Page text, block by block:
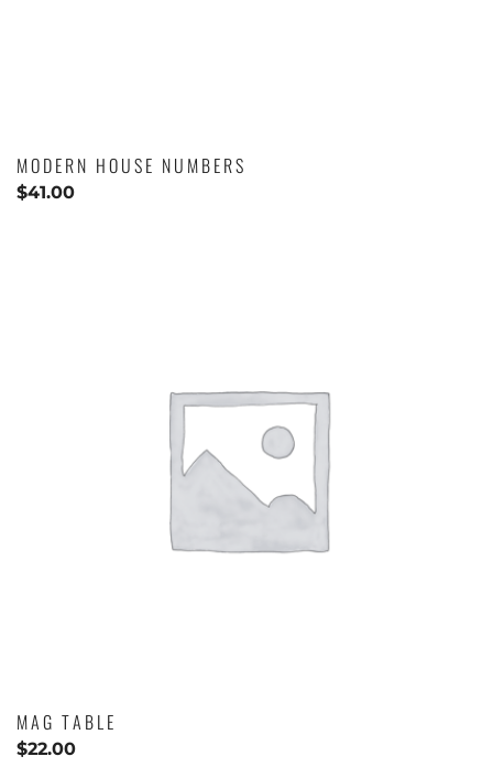
MODERN HOUSE NUMBERS
$41.00
MAG TABLE
$22.00